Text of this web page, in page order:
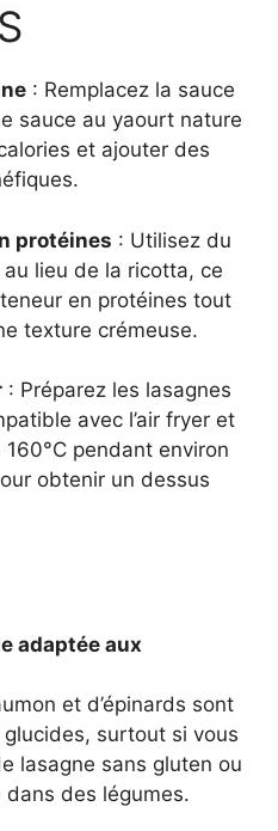
: Remplacez la sauce
sauce au yaourt nature
et ajouter des
protéines : Utilisez du
lieu de la ricotta, ce
en protéines tout
texture crémeuse.
: Préparez les lasagnes
avec l’air fryer et
pendant environ
obtenir un dessus
adaptée aux
et d’épinards sont
surtout si vous
lasagne sans gluten ou
des légumes.